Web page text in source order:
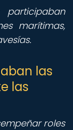
participaban
marítimas,
las
las
roles